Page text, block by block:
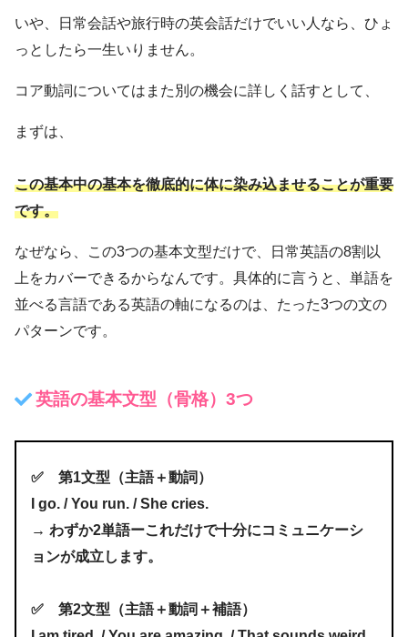
いや、日常会話や旅行時の英会話だけでいい人なら、ひょ
っとしたら一生いりません。
コア動詞についてはまた別の機会に詳しく話すとして、
まずは、
この基本中の基本を徹底的に体に染み込ませることが重要
です。
なぜなら、この3つの基本文型だけで、日常英語の8割以
上をカバーできるからなんです。具体的に言うと、単語を
並べる言語である英語の軸になるのは、たった3つの文の
パターンです。
英語の基本文型（骨格）3つ
✅️ 第1文型（主語＋動詞）
I go. / You run. / She cries.
→ わずか2単語ーこれだけで十分にコミュニケーシ
ョンが成立します。
✅️ 第2文型（主語＋動詞＋補語）